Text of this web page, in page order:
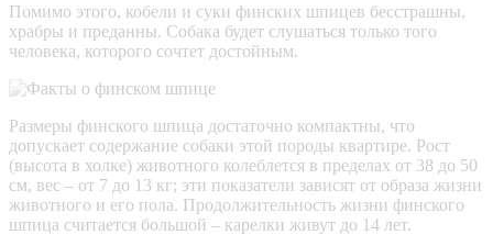
Помимо этого, кобели и суки финских шпицев бесстрашны,
храбры и преданны. Собака будет слушаться только того
человека, которого сочтет достойным.
Размеры финского шпица достаточно компактны, что
допускает содержание собаки этой породы квартире. Рост
(высота в холке) животного колеблется в пределах от 38 до 50
см, вес – от 7 до 13 кг; эти показатели зависят от образа жизни
животного и его пола. Продолжительность жизни финского
шпица считается большой – карелки живут до 14 лет.